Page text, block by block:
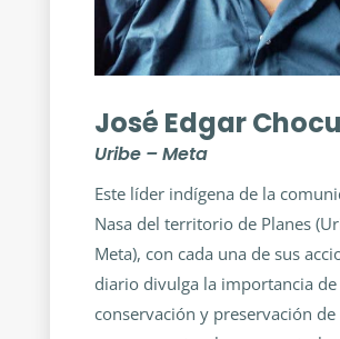
José Edgar
Uribe – Meta
Este líder indígena de la
Nasa del territorio de Planes
Meta), con cada una de sus
diario divulga la importancia de
conservación y preservación de